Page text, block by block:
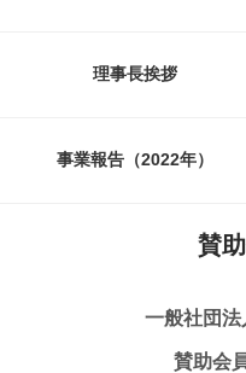
新型コロナウイルス 支
理事長挨拶
事業報告（2022年）
賛
一般社団
賛助会